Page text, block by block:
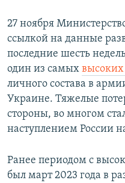
27 ноября
ссылкой на данные
последние шесть
один из самых высоких
личного состава в
Украине. Тяжелые
стороны, во многом
наступлением России
Ранее периодом с
был март 2023 года в